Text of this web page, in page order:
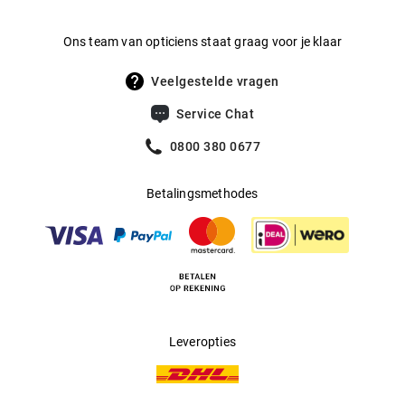
De TrueLens All-in-1-Advanced Travel verpakking bestaat
Ons team van opticiens staat graag voor je klaar
Veelgestelde vragen
Service Chat
0800 380 0677
Betalingsmethodes
Leveropties